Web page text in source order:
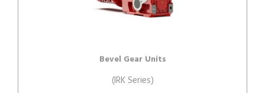
Bevel Gear Units
(IRK Series)